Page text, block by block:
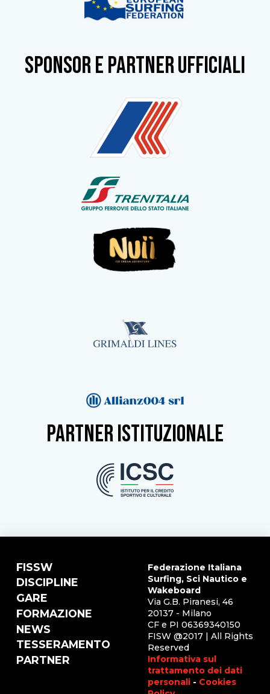
SPONSOR e partner ufficiali
partner istituzionale
FISSW
DISCIPLINE
GARE
FORMAZIONE
NEWS
TESSERAMENTO
PARTNER
Federazione Italiana
Surfing, Sci Nautico e
Wakeboard
Via G.B. Piranesi, 46
20137 - Milano
CF e PI 06369340150
FISW @2017 | All Rights
Reserved
Informativa sul
trattamento dei dati
personali - Cookies